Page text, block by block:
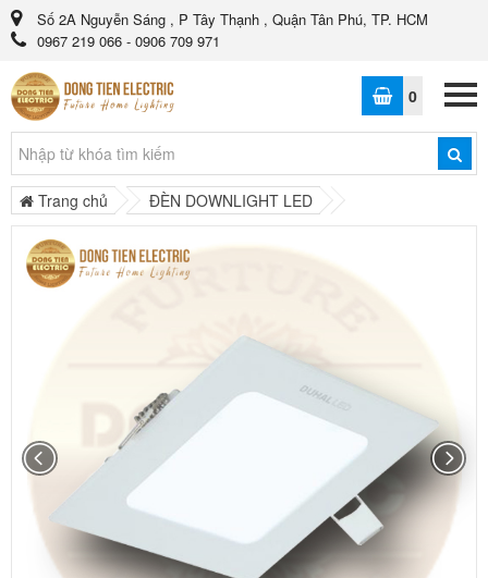
Số 2A Nguyễn Sáng , P Tây Thạnh , Quận Tân Phú, TP. HCM
0967 219 066 - 0906 709 971
0
Trang chủ ĐÈN DOWNLIGHT LED